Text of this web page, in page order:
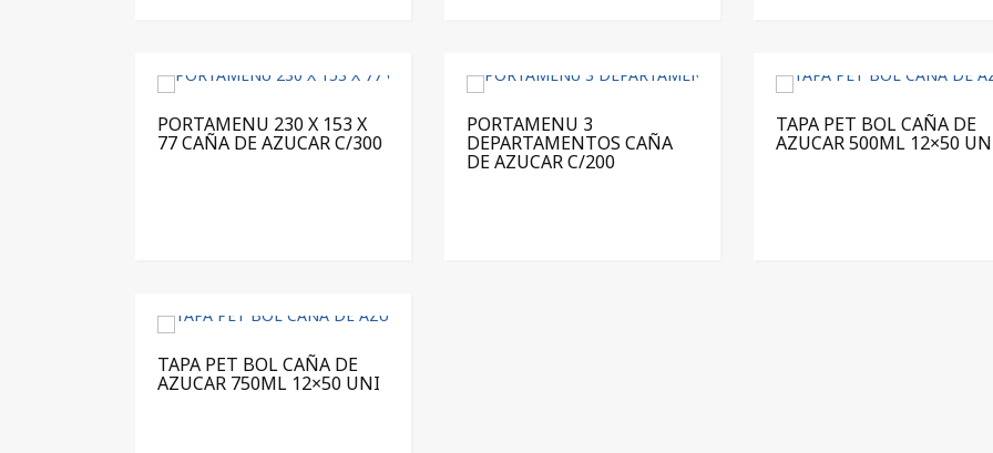
PORTAMENU 230 X 153 X
77 CAÑA DE AZUCAR C/300
PORTAMENU 3
DEPARTAMENTOS CAÑA
DE AZUCAR C/200
TAPA PET BOL CAÑA DE
AZUCAR 500ML 12×50
TAPA PET BOL CAÑA DE
AZUCAR 750ML 12×50 UNI